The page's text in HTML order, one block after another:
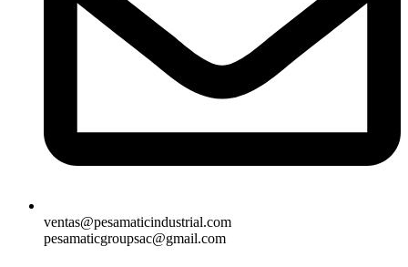
ventas@pesamaticindustrial.com
pesamaticgroupsac@gmail.com